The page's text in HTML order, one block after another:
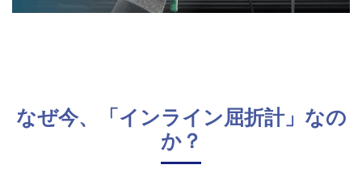
なぜ今、「インライン屈折計」なの
か？